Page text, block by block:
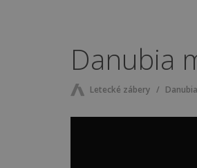
Danubia
Letecké zábery